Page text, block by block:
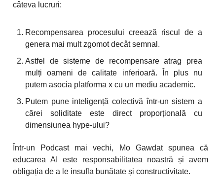
câteva lucruri:
Recompensarea procesului creează riscul de a
genera mai mult zgomot decât semnal.
Astfel de sisteme de recompensare atrag prea
mulți oameni de calitate inferioară. În plus nu
putem asocia platforma x cu un mediu academic.
Putem pune inteligență colectivă într-un sistem a
cărei soliditate este direct proporțională cu
dimensiunea hype-ului?
Într-un Podcast mai vechi, Mo Gawdat spunea că
educarea AI este responsabilitatea noastră și avem
obligația de a le insufla bunătate și constructivitate.